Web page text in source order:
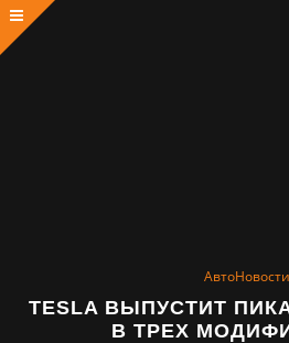
АвтоНовости
TESLA ВЫПУСТИТ
В ТРЕХ